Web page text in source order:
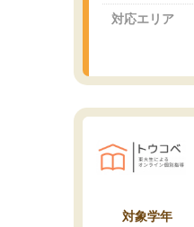
対応エリア
対象学年